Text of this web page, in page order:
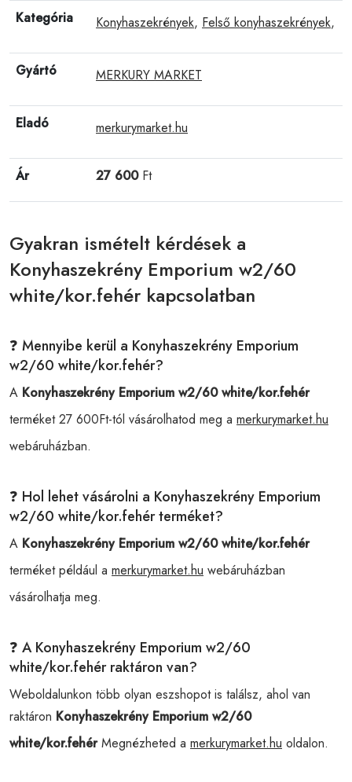
Kategória Konyhaszekrények, Felső konyhaszekrények,
Gyártó MERKURY MARKET
Eladó merkurymarket.hu
Ár 27 600Ft
Gyakran ismételt kérdések a
Konyhaszekrény Emporium w2/60
white/kor.fehér kapcsolatban
❓ Mennyibe kerül a Konyhaszekrény Emporium
w2/60 white/kor.fehér?
A Konyhaszekrény Emporium w2/60 white/kor.fehér
terméket 27 600Ft-tól vásárolhatod meg a merkurymarket.hu
webáruházban.
❓ Hol lehet vásárolni a Konyhaszekrény Emporium
w2/60 white/kor.fehér terméket?
A Konyhaszekrény Emporium w2/60 white/kor.fehér
terméket például a merkurymarket.hu webáruházban
vásárolhatja meg.
❓ A Konyhaszekrény Emporium w2/60
white/kor.fehér raktáron van?
Weboldalunkon több olyan eszshopot is találsz, ahol van
raktáron Konyhaszekrény Emporium w2/60
white/kor.fehérMegnézheted a merkurymarket.hu oldalon.